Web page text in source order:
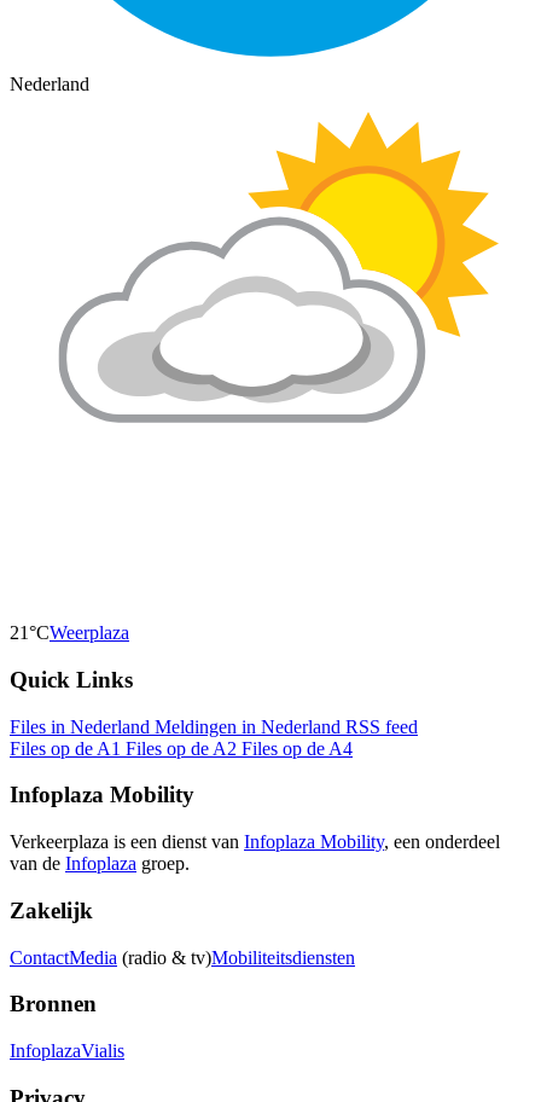
Nederland
21°CWeerplaza
Quick Links
Files in Nederland Meldingen in Nederland RSS feed
Files op de A1 Files op de A2 Files op de A4
Infoplaza Mobility
Verkeerplaza is een dienst van Infoplaza Mobility, een onderdeel
van de Infoplaza groep.
Zakelijk
ContactMedia (radio & tv)Mobiliteitsdiensten
Bronnen
InfoplazaVialis